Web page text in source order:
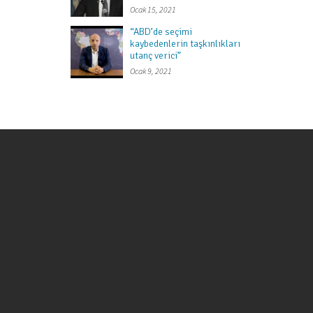
Ocak 15, 2021
“ABD’de seçimi
kaybedenlerin taşkınlıkları
utanç verici”
Ocak 9, 2021